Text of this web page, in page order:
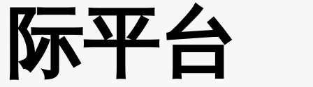
际平台